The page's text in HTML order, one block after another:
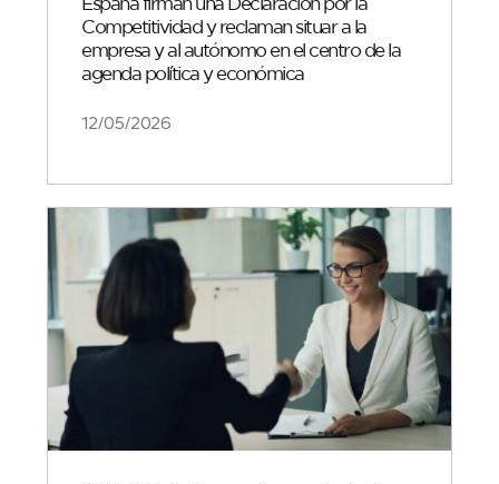
España firman una Declaración por la
Competitividad y reclaman situar a la
empresa y al autónomo en el centro de la
agenda política y económica
12/05/2026